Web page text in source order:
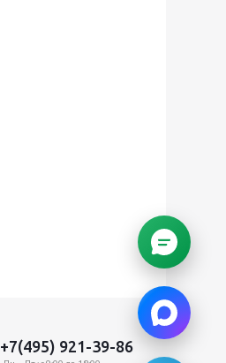
+7(495) 921-39-86